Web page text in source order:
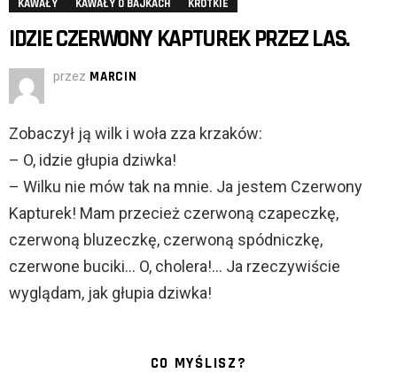
KAWAŁY KAWAŁY O BAJKACH KRÓTKIE
IDZIE CZERWONY KAPTUREK PRZEZ LAS.
przez MARCIN
Zobaczył ją wilk i woła zza krzaków:
– O, idzie głupia dziwka!
– Wilku nie mów tak na mnie. Ja jestem Czerwony
Kapturek! Mam przecież czerwoną czapeczkę,
czerwoną bluzeczkę, czerwoną spódniczkę,
czerwone buciki… O, cholera!… Ja rzeczywiście
wyglądam, jak głupia dziwka!
CO MYŚLISZ?